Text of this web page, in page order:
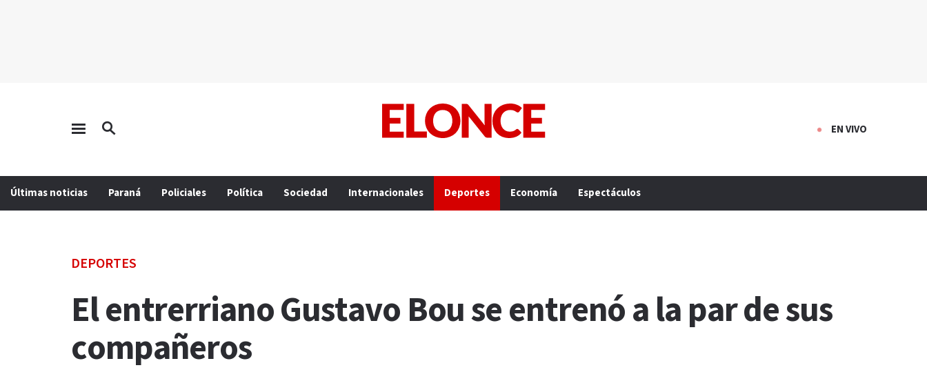
EN VIVO
Últimas noticias Paraná Policiales Política Sociedad Internacionales Deportes Economía Espectáculos
DEPORTES
El entrerriano Gustavo Bou se entrenó a la par de sus
compañeros